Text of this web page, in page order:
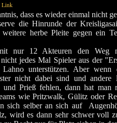
Link
dass es wieder einmal nicht
die Hinrunde der
herbe Pleite gegen ein
nur 12 Akteuren den Weg
jedes Mal Spieler aus der
unterstützen. Aber wenn
nicht dabei sind und andere
Prieß fehlen, dann hat man
wie Pritzwalk, Gülitz oder
sich selber an sich auf
wird es dann sehr schwer voll